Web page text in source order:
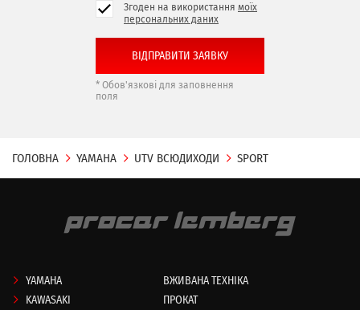
Згоден на використання моїх
персональних даних
* Обов'язкові для заповнення
поля
ГОЛОВНА YAMAHA UTV ВСЮДИХОДИ SPORT
YAMAHA
KAWASAKI
ВЖИВАНА ТЕХНІКА
ПРОКАТ